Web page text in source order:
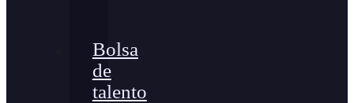
Bolsa
de
talento